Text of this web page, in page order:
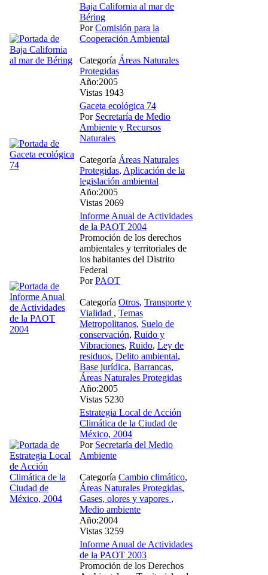
Baja California al mar de
Béring
PorComisión para la
Cooperación Ambiental
Categoría Áreas Naturales
Protegidas
Año:2005
Vistas 1943
Gaceta ecológica 74
Por Secretaría de Medio
Ambiente y Recursos
Naturales
Categoría Áreas Naturales
Protegidas, Aplicación de la
legislación ambiental
Año:2005
Vistas 2069
Informe Anual de Actividades
de la PAOT 2004
Promoción de los derechos
ambientales y territoriales de
los habitantes del Distrito
Federal
PorPAOT
Categoría Otros, Transporte y
Vialidad , Temas
Metropolitanos, Suelo de
conservación, Ruido y
Vibraciones, Ruido, Ley de
residuos, Delito ambiental,
Base jurídica, Barrancas,
Áreas Naturales Protegidas
Año:2005
Vistas 5230
Estrategia Local de Acción
Climática de la Ciudad de
México, 2004
Por Secretaría del Medio
Ambiente
Categoría Cambio climático,
Áreas Naturales Protegidas,
Gases, olores y vapores ,
Medio ambiente
Año:2004
Vistas 3259
Informe Anual de Actividades
de la PAOT 2003
Promoción de los Derechos